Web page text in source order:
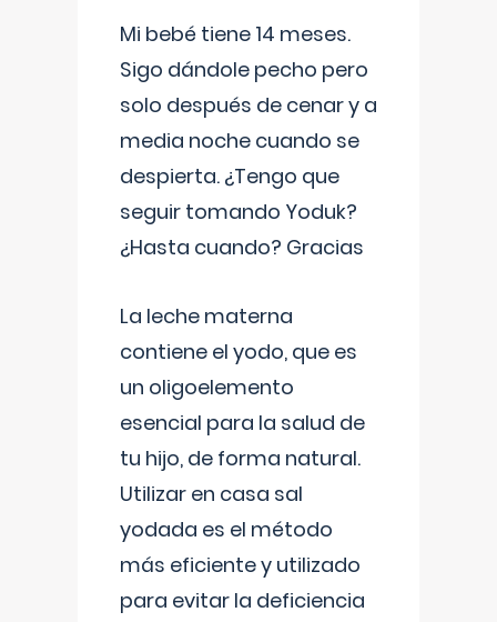
Mi bebé tiene 14 meses.
Sigo dándole pecho pero
solo después de cenar y a
media noche cuando se
despierta. ¿Tengo que
seguir tomando Yoduk?
¿Hasta cuando? Gracias
La leche materna
contiene el yodo, que es
un oligoelemento
esencial para la salud de
tu hijo, de forma natural.
Utilizar en casa sal
yodada es el método
más eficiente y utilizado
para evitar la deficiencia